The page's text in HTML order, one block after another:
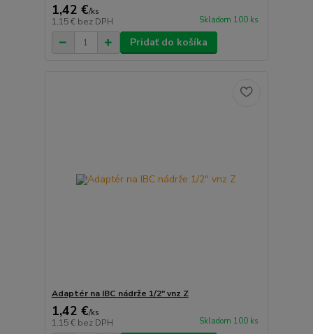
1,42 €/ks
1,15 € bez DPH Skladom 100 ks
Pridať do košíka
Adaptér na IBC nádrže 1/2" vnz Z
1,42 €/ks
1,15 € bez DPH Skladom 100 ks